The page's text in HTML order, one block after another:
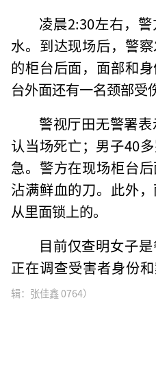
凌晨2:30左右，
水。到达现场后，警
的柜台后面，面部和
台外面还有一名颈部受
警视厅田无警署
认当场死亡；男子40
急。警方在现场柜台
沾满鲜血的刀。此外
从里面锁上的。
目前仅查明女子
正在调查受害者身份和
辑：张佳鑫 0764）